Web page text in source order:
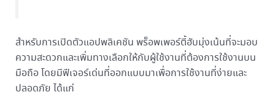
สำหรับการเปิดตัวแอปพลิเคชัน พร็อพเพอร์ตี้ฮับมุ่งเน้นที่จะมอบ
ความสะดวกและเพิ่มทางเลือกให้กับผู้ใช้งานที่ต้องการใช้งานบน
มือถือ โดยมีฟีเจอร์เด่นที่ออกแบบมาเพื่อการใช้งานที่ง่ายและ
ปลอดภัย ได้แก่